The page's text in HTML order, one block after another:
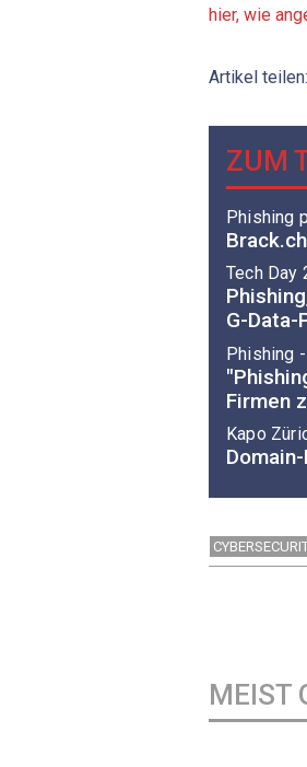
hier, wie
Artikel teilen:
ZUM
Phishing
Tech Day
G-
Phishing
Firmen
Kapo
MEIST